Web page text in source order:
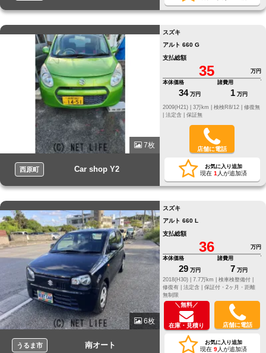
7枚
西原町 Car shop Y2
スズキ
アルト 660 G
支払総額
35
万円
本体価格
34 万円
諸費用
1 万円
修復無
法定含 | 保証無
店舗に電話
お気に入り追加
現在 1 人が追加済
6枚
うるま市 南オート
スズキ
アルト 660 L
支払総額
36
万円
本体価格
29 万円
諸費用
7 万円
2018(H30) |
7.7万km |
検車検整備付 |
修復有 | 法定含 | 保証付・2ヶ月・距離
無制限
＼無料／
在庫・見積り 店舗に電話
お気に入り追加
現在 9人が追加済